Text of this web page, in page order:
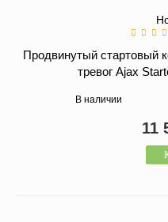
Продвинутый стартовый
тревог Ajax
В наличии
11